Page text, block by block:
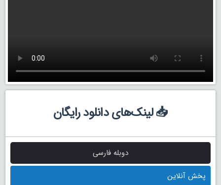
📥 لینک‌های دانلود رایگان
دوبله فارسی
پخش آنلاین